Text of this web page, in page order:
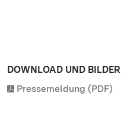
DOWNLOAD UND BILDER
Pressemeldung (PDF)